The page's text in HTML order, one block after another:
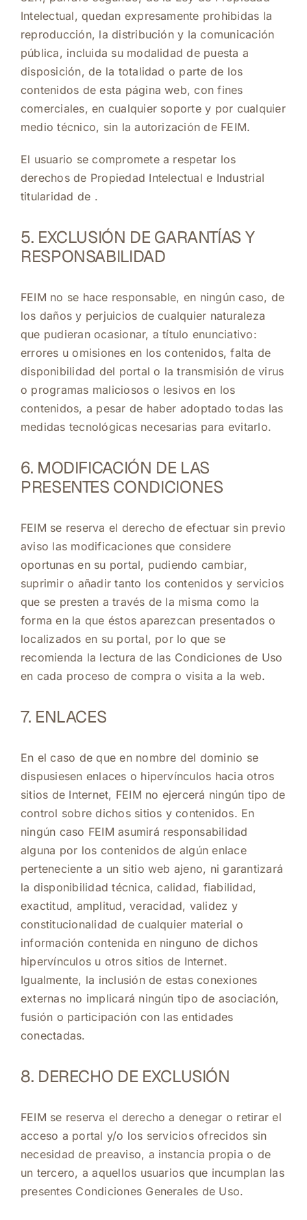
Intelectual, quedan expresamente prohibidas la
reproducción, la distribución y la comunicación
pública, incluida su modalidad de puesta a
disposición, de la totalidad o parte de los
contenidos de esta página web, con fines
comerciales, en cualquier soporte y por cualquier
medio técnico, sin la autorización de FEIM.
El usuario se compromete a respetar los
derechos de Propiedad Intelectual e Industrial
titularidad de .
5. EXCLUSIÓN DE GARANTÍAS Y
RESPONSABILIDAD
FEIM no se hace responsable, en ningún caso, de
los daños y perjuicios de cualquier naturaleza
que pudieran ocasionar, a título enunciativo:
errores u omisiones en los contenidos, falta de
disponibilidad del portal o la transmisión de virus
o programas maliciosos o lesivos en los
contenidos, a pesar de haber adoptado todas las
medidas tecnológicas necesarias para evitarlo.
6. MODIFICACIÓN DE LAS
PRESENTES CONDICIONES
FEIM se reserva el derecho de efectuar sin previo
aviso las modificaciones que considere
oportunas en su portal, pudiendo cambiar,
suprimir o añadir tanto los contenidos y servicios
que se presten a través de la misma como la
forma en la que éstos aparezcan presentados o
localizados en su portal, por lo que se
recomienda la lectura de las Condiciones de Uso
en cada proceso de compra o visita a la web.
7. ENLACES
En el caso de que en nombre del dominio se
dispusiesen enlaces o hipervínculos hacia otros
sitios de Internet, FEIM no ejercerá ningún tipo de
control sobre dichos sitios y contenidos. En
ningún caso FEIM asumirá responsabilidad
alguna por los contenidos de algún enlace
perteneciente a un sitio web ajeno, ni garantizará
la disponibilidad técnica, calidad, fiabilidad,
exactitud, amplitud, veracidad, validez y
constitucionalidad de cualquier material o
información contenida en ninguno de dichos
hipervínculos u otros sitios de Internet.
Igualmente, la inclusión de estas conexiones
externas no implicará ningún tipo de asociación,
fusión o participación con las entidades
conectadas.
8. DERECHO DE EXCLUSIÓN
FEIM se reserva el derecho a denegar o retirar el
acceso a portal y/o los servicios ofrecidos sin
necesidad de preaviso, a instancia propia o de
un tercero, a aquellos usuarios que incumplan las
presentes Condiciones Generales de Uso.